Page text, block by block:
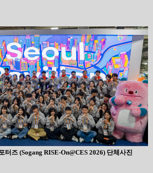
터즈(Sogang RISE-On@CES 2026) 단체사진